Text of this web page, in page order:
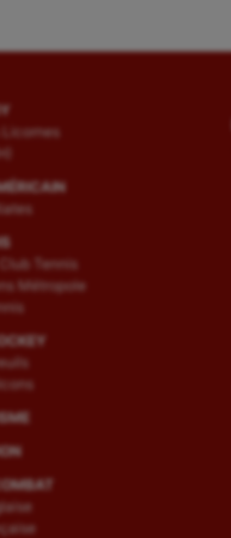
Licornes
Tennis
Métropole